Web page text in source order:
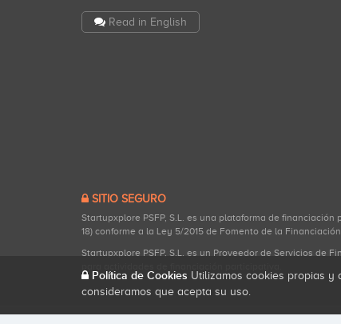
Read in English
SITIO SEGURO
Startupxplore PSFP, S.L. es una plataforma de
18) conforme a la Ley 5/2015 de Fomento de la
Startupxplore PSFP, S.L. es un Proveedor de Servicios de
Política de Cookies Utilizamos cookies propias y
consideramos que acepta su uso.